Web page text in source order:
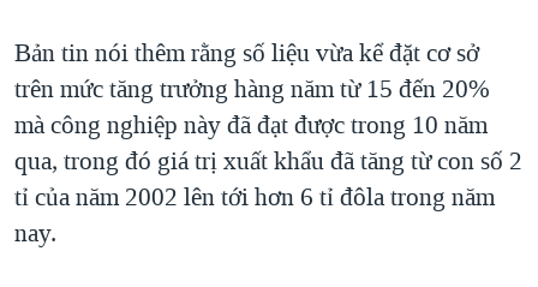
Bản tin nói thêm rằng số liệu vừa kể đặt cơ sở
trên mức tăng trưởng hàng năm từ 15 đến 20%
mà công nghiệp này đã đạt được trong 10 năm
qua, trong đó giá trị xuất khẩu đã tăng từ con số 2
tỉ của năm 2002 lên tới hơn 6 tỉ đôla trong năm
nay.